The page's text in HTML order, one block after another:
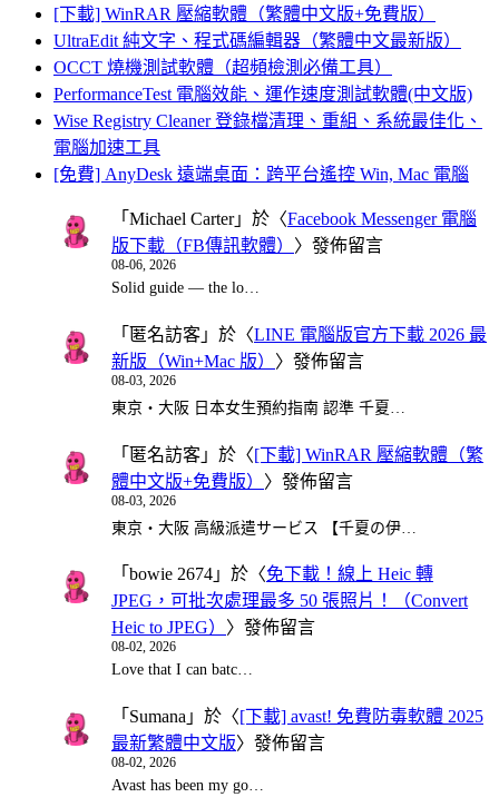
[下載] WinRAR 壓縮軟體（繁體中文版+免費版）
UltraEdit 純文字、程式碼編輯器（繁體中文最新版）
OCCT 燒機測試軟體（超頻檢測必備工具）
PerformanceTest 電腦效能、運作速度測試軟體(中文版)
Wise Registry Cleaner 登錄檔清理、重組、系統最佳化、
電腦加速工具
[免費] AnyDesk 遠端桌面：跨平台遙控 Win, Mac 電腦
「 Michael Carter」於〈Facebook Messenger 電腦
版下載（FB傳訊軟體） 〉發佈留言
08-06, 2026
Solid guide — the lo…
「 匿名訪客 」於〈LINE 電腦版官方下載 2026 最
新版（Win+Mac 版） 〉發佈留言
08-03, 2026
東京・大阪 日本女生預約指南 認準 千夏…
「 匿名訪客 」於〈[下載] WinRAR 壓縮軟體（繁
體中文版+免費版） 〉發佈留言
08-03, 2026
東京・大阪 高級派遣サービス 【千夏の伊…
「 bowie 2674 」於〈免下載！線上 Heic 轉
JPEG，可批次處理最多 50 張照片！（Convert
Heic to JPEG） 〉發佈留言
08-02, 2026
Love that I can batc…
「 Sumana 」於〈[下載] avast! 免費防毒軟體 2025
最新繁體中文版〉發佈留言
08-02, 2026
Avast has been my go…